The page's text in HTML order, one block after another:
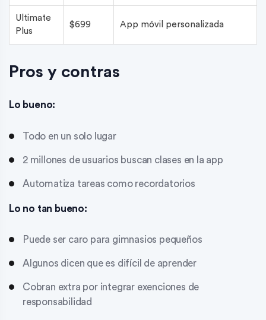
Ultimate
Plus
$699 App móvil personalizada
Pros y contras
Lo bueno:
Todo en un solo lugar
2 millones de usuarios buscan clases en la app
Automatiza tareas como recordatorios
Lo no tan bueno:
Puede ser caro para gimnasios pequeños
Algunos dicen que es difícil de aprender
Cobran extra por integrar exenciones de
responsabilidad